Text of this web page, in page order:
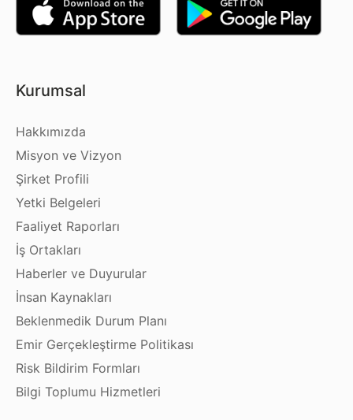
Kurumsal
Hakkımızda
Misyon ve Vizyon
Şirket Profili
Yetki Belgeleri
Faaliyet Raporları
İş Ortakları
Haberler ve Duyurular
İnsan Kaynakları
Beklenmedik Durum Planı
Emir Gerçekleştirme Politikası
Risk Bildirim Formları
Bilgi Toplumu Hizmetleri